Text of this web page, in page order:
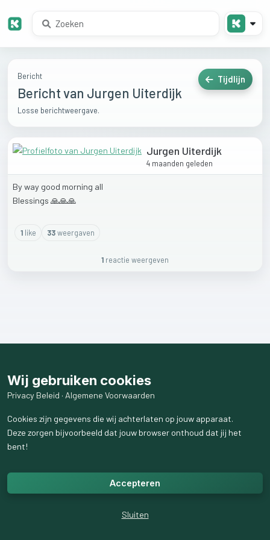
Bericht
Bericht van Jurgen Uiterdijk
Losse berichtweergave.
Tijdlijn
Jurgen Uiterdijk
4 maanden geleden
Byway good morning all
Blessings 🙏🙏🙏
1like 33weergaven
1 reactie weergeven
Wij gebruiken cookies
Privacy Beleid · Algemene Voorwaarden
Cookies zijn gegevens die wij achterlaten op jouw apparaat.
Deze zorgen bijvoorbeeld dat jouw browser onthoud dat jij het
bent!
Accepteren
Sluiten